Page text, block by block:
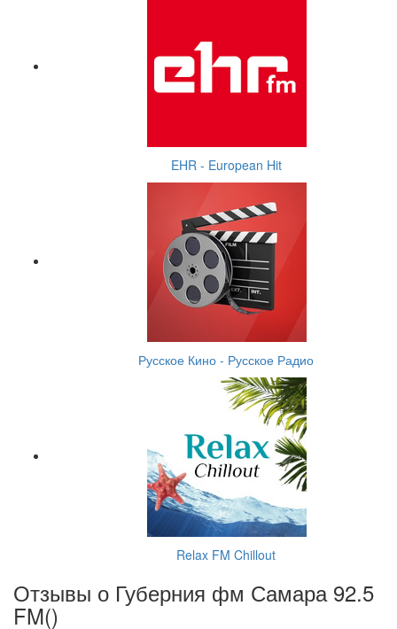
EHR - European Hit
Русское Кино - Русское Радио
Relax FM Chillout
Отзывы о Губерния фм Самара 92.5
FM()